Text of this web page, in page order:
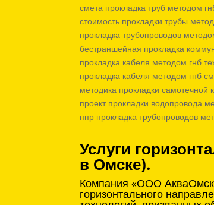
смета прокладка труб методом
стоимость прокладки трубы
прокладка трубопроводов
бестраншейная прокладка
прокладка кабеля методом гнб
прокладка кабеля методом гнб
методика прокладки
проект прокладки водопровода
ппр прокладка трубопроводов
Услуги
в Омске).
Компания «ООО
горизонтального